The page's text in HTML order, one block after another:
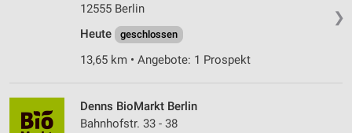
❯
12555 Berlin
Heute
geschlossen
13,65 km • Angebote: 1 Prospekt
Denns BioMarkt Berlin
Bahnhofstr. 33 - 38